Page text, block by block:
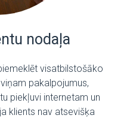
nodaļa
visatbilstošāko
pakalpojumus,
piekļuvi internetam un
klients nav atsevišķa